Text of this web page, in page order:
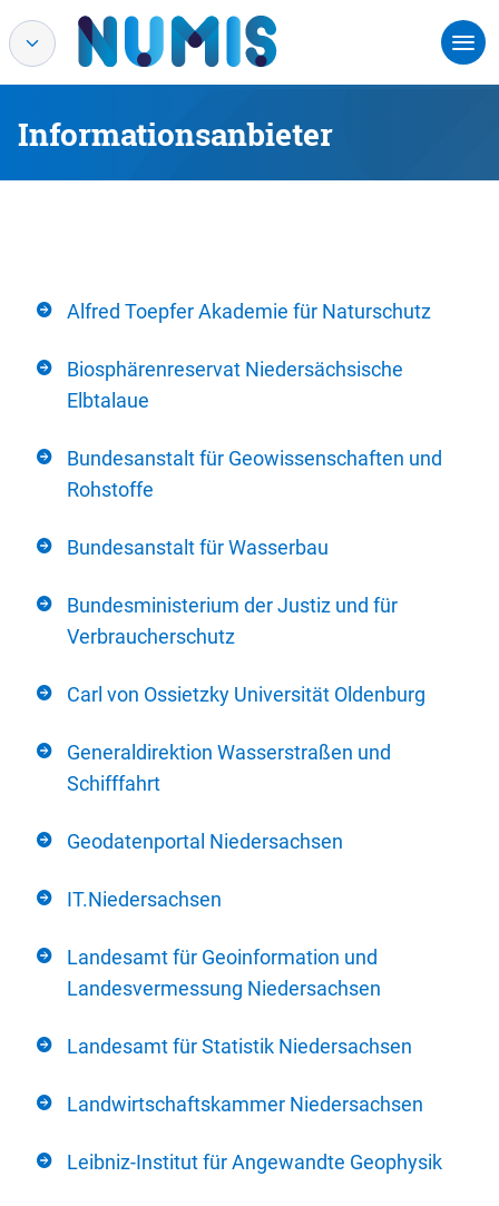
Informationsanbieter
Alfred Toepfer Akademie für Naturschutz
Biosphärenreservat Niedersächsische
Elbtalaue
Bundesanstalt für Geowissenschaften und
Rohstoffe
Bundesanstalt für Wasserbau
Bundesministerium der Justiz und für
Verbraucherschutz
Carl von Ossietzky Universität Oldenburg
Generaldirektion Wasserstraßen und
Schifffahrt
Geodatenportal Niedersachsen
IT.Niedersachsen
Landesamt für Geoinformation und
Landesvermessung Niedersachsen
Landesamt für Statistik Niedersachsen
Landwirtschaftskammer Niedersachsen
Leibniz-Institut für Angewandte Geophysik